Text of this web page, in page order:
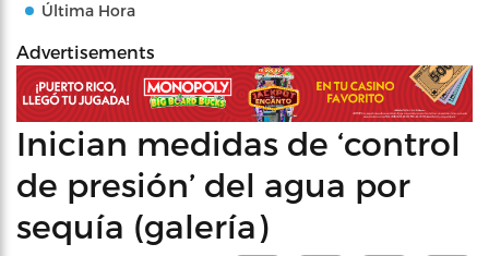
Última Hora
Advertisements
Inician medidas de ‘control
de presión’ del agua por
sequía (galería)